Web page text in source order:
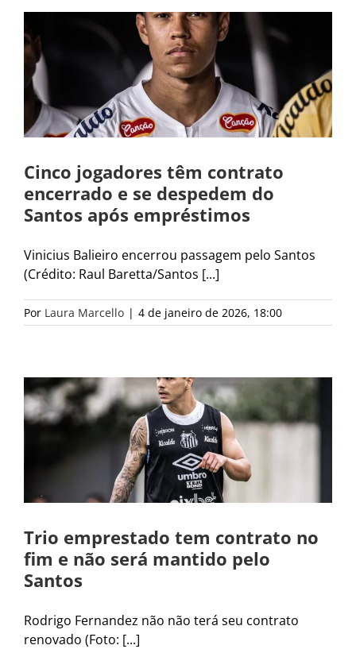
Cinco jogadores têm contrato
encerrado e se despedem do
Santos após empréstimos
Vinicius Balieiro encerrou passagem pelo Santos
(Crédito: Raul Baretta/Santos [...]
Por Laura Marcello | 4 de janeiro de 2026, 18:00
Trio emprestado tem contrato no
fim e não será mantido pelo
Santos
Rodrigo Fernandez não não terá seu contrato
renovado (Foto: [...]